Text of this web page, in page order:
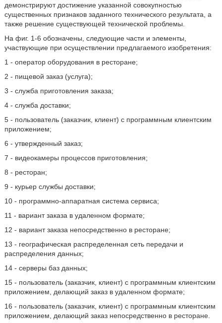
демонстрируют достижение указанной совокупностью
существенных признаков заданного технического результата, а
также решение существующей технической проблемы.
На фиг. 1-6 обозначены, следующие части и элементы,
участвующие при осуществлении предлагаемого изобретения:
1 - оператор оборудования в ресторане;
2 - пищевой заказ (услуга);
3 - служба приготовления заказа;
4 - служба доставки;
5 - пользователь (заказчик, клиент) с программным клиентским
приложением;
6 - утвержденный заказ;
7 - видеокамеры процессов приготовления;
8 - ресторан;
9 - курьер службы доставки;
10 - программно-аппаратная система сервиса;
11 - вариант заказа в удаленном формате;
12 - вариант заказа непосредственно в ресторане;
13 - географическая распределенная сеть передачи и
распределения данных;
14 - серверы баз данных;
15 - пользователь (заказчик, клиент) с программным клиентским
приложением, делающий заказ в удаленном формате;
16 - пользователь (заказчик, клиент) с программным клиентским
приложением, делающий заказ непосредственно в ресторане.